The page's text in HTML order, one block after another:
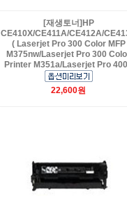
[재생토너]HP
CE410X/CE411A/CE412A/
( Laserjet Pro 300 Color MFP
M375nw/Laserjet Pro 300
Printer M351a/Laserjet Pro
22,600원